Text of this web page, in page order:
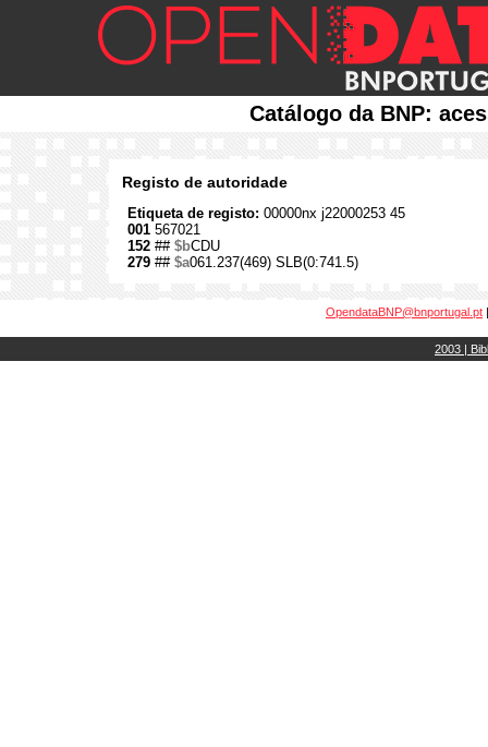
Catálogo da BNP:
Registo de autoridade
Etiqueta de registo: 00000nx j22000253 45
001 567021
152 ## $bCDU
279 ## $a061.237(469) SLB(0:741.5)
OpendataBNP@bnportugal.pt
2003 |